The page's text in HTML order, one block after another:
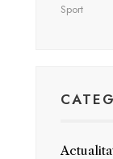
Sport